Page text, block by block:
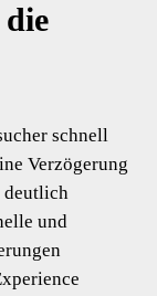
schnell
Verzögerung
deutlich
und